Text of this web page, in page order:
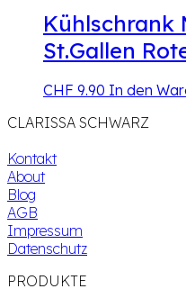
Kühlschrank
St.Gallen
CHF 9.90 In den
CLARISSA SCHWARZ
Kontakt
About
Blog
AGB
Impressum
Datenschutz
PRODUKTE